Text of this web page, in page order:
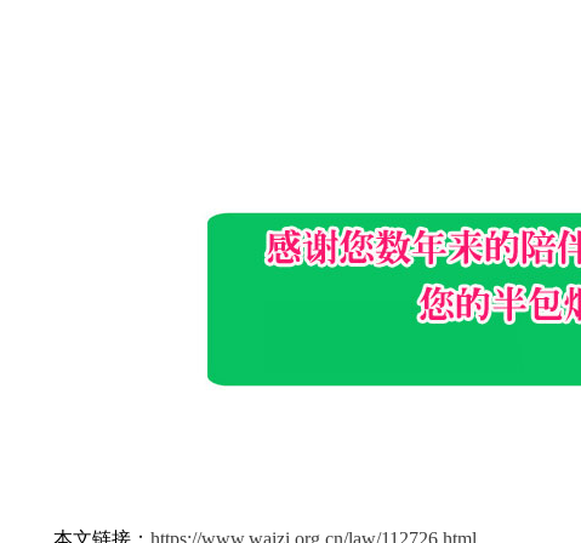
本文链接： https://www.waizi.org.cn/law/112726.html